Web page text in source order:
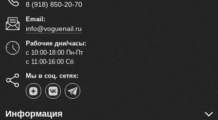
8 (918) 850-20-70
Email:
info@voguenail.ru
Рабочие дни/часы:
с 10:00-18:00 Пн-Пт
с 11:00-16:00 Сб
Мы в соц. сетях:
Информация